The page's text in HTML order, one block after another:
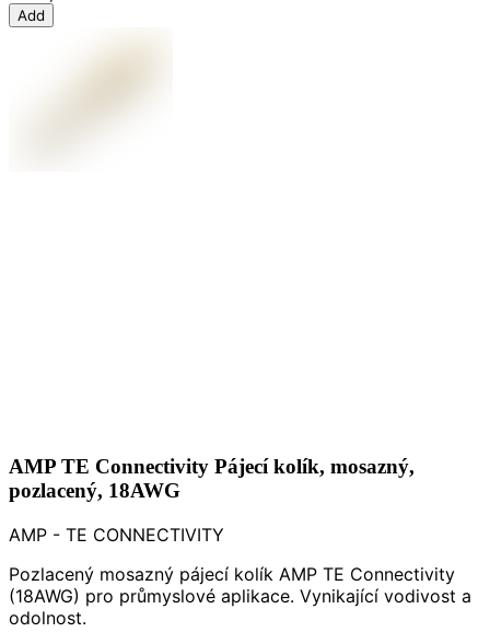
Add
AMP TE Connectivity Pájecí kolík, mosazný,
pozlacený, 18AWG
AMP - TE CONNECTIVITY
Pozlacený mosazný pájecí kolík AMP TE Connectivity
(18AWG) pro průmyslové aplikace. Vynikající vodivost a
odolnost.